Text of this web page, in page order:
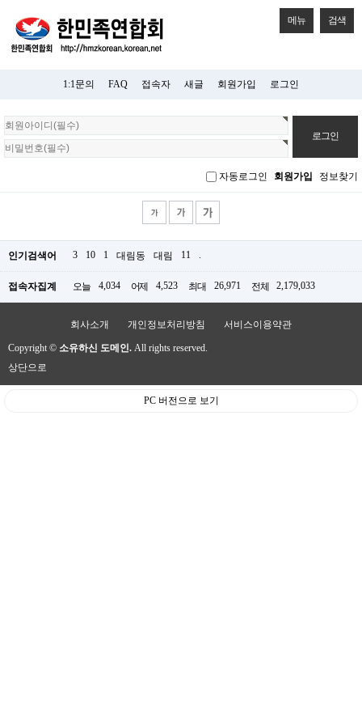
메뉴 검색
1:1문의 FAQ 접속자 새글 회원가입 로그인
회
원
로
자동로그인 회원가입 정보찾기
인기검색어 3 10 1 대림동 대림 11 .
접속자집계 오늘 4,034 어제 4,523 최대 26,971 전체 2,179,033
회사소개 개인정보처리방침 서비스이용약관
Copyright © 소유하신 도메인. All rights reserved.
상단으로
PC 버전으로 보기